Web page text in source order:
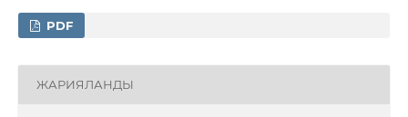
PDF
ЖАРИЯЛАНДЫ